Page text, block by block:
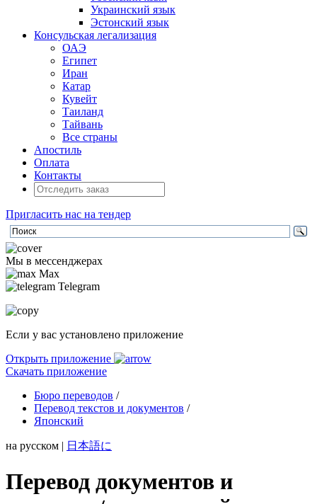
Украинский язык
Эстонский язык
Консульская легализация
ОАЭ
Египет
Иран
Катар
Кувейт
Таиланд
Тайвань
Все страны
Апостиль
Оплата
Контакты
Пригласить нас на тендер
Мы в мессенджерах
Max
Telegram
Если у вас установлено приложение
Открыть приложение
Скачать приложение
Бюро переводов /
Перевод текстов и документов /
Японский
на русском | 日本語に
Перевод документов и